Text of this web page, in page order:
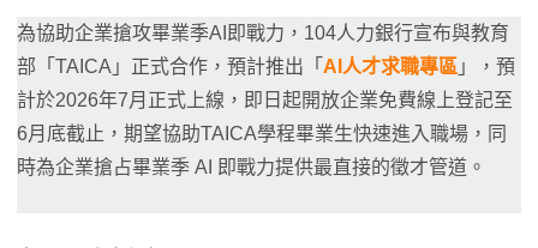
為協助企業搶攻畢業季AI即戰力，104人力銀行宣布與教育
部「TAICA」正式合作，預計推出「 AI人才求職專區 」，預
計於2026年7月正式上線，即日起開放企業免費線上登記至
6月底截止，期望協助TAICA學程畢業生快速進入職場，同
時為企業搶占畢業季 AI 即戰力提供最直接的徵才管道。